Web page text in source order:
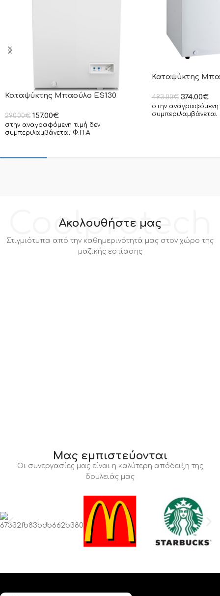
Καταψύκτης Μπαούλο ES130
290.00€ 157.00€
στην αναγραφόμενη τιμή δεν
συμπεριλαμβάνεται Φ.Π.Α
Καταψύκτης
493.00€ 374.00€
στην αναγραφόμενη
Coolprotech
Ακολουθήστε μας
Στιγμιότυπα από την καθημερινότητά μας στον χώρο της
μαζικής εστίασης
Μας εμπιστεύονται
Οι συνεργασίες μας είναι η καλύτερη απόδειξη της
δουλειάς μας